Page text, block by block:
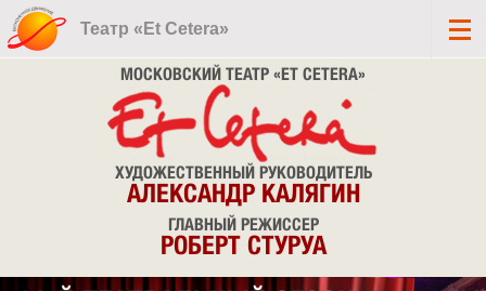
Театр «Et Cetera»
МОСКОВСКИЙ ТЕАТР «ET CETERA»
ХУДОЖЕСТВЕННЫЙ РУКОВОДИТЕЛЬ
АЛЕКСАНДР КАЛЯГИН
ГЛАВНЫЙ РЕЖИССЕР
РОБЕРТ СТУРУА